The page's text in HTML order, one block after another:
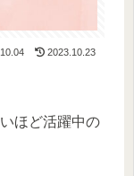
2023.10.23
ほど活躍中の